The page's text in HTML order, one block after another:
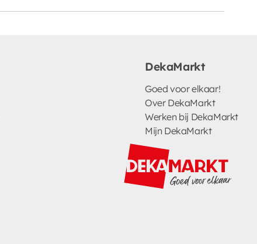
DekaMarkt
Goed voor elkaar!
Over DekaMarkt
Werken bij DekaMarkt
Mijn DekaMarkt